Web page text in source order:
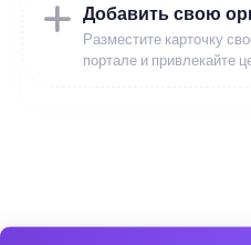
Добавить свою
Разместите карточку
портале и привлекайте